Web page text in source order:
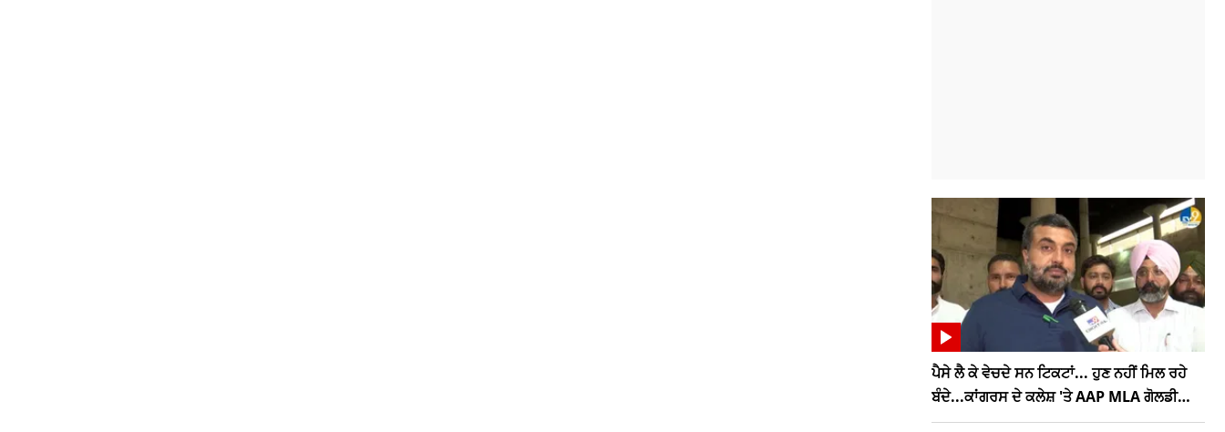
ਪੈਸੇ ਲੈ ਕੇ ਵੇਚਦੇ ਸਨ ਟਿਕਟਾਂ... ਹੁਣ ਨਹੀਂ ਮਿਲ ਰਹੇ
ਬੰਦੇ...ਕਾਂਗਰਸ ਦੇ ਕਲੇਸ਼ 'ਤੇ AAP MLA ਗੋਲਡੀ
ਕੰਬੋਜ ਦਾ ਤਿੱਖਾ ਤੰਜ